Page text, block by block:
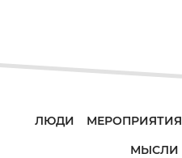
ЛЮДИ МЕРОПРИЯТИЯ
МЫСЛИ